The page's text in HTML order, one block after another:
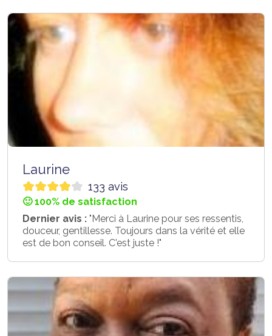
Laurine
133 avis
🙂 100% de satisfaction
Dernier avis : "Merci à Laurine pour ses ressentis,
douceur, gentillesse. Toujours dans la vérité et elle
est de bon conseil. C'est juste !"